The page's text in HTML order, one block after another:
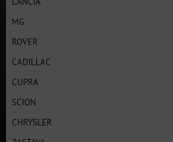
MG
ROVER
CADILLAC
CUPRA
SCION
CHRYSLER